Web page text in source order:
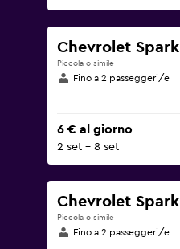
Chevrolet Spark
Piccola o simile
Fino a 2 passeggeri/e
6 € al giorno
2 set - 8 set
Chevrolet Spark
Piccola o simile
Fino a 2 passeggeri/e